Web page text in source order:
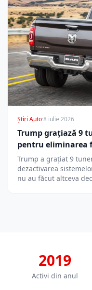
Știri Auto·8 iulie 2026
Trump grațiază 9
pentru eliminarea
Trump a grațiat 9
dezactivarea
nu au făcut altceva
2019
Activi din anul